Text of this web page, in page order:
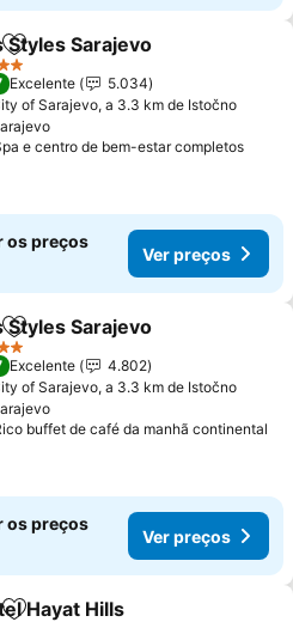
Adicionar aos favoritos
Styles Sarajevo
Excelente
5.034
of Sarajevo, a 3.3 km de Istočno
e centro de bem-estar completos
os preços
Ver preços
Adicionar aos favoritos
Styles Sarajevo
Excelente
4.802
of Sarajevo, a 3.3 km de Istočno
buffet de café da manhã continental
os preços
Ver preços
Hayat Hills